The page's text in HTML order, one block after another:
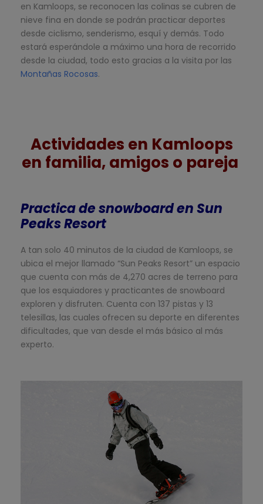
en Kamloops, se reconocen las colinas se cubren de
nieve fina en donde se podrán practicar deportes
desde ciclismo, senderismo, esquí y demás. Todo
estará esperándole a máximo una hora de recorrido
desde la ciudad, todo esto gracias a la visita por las
Montañas Rocosas.
Actividades en Kamloops
en familia, amigos o pareja
Practica de snowboard en Sun
Peaks Resort
A tan solo 40 minutos de la ciudad de Kamloops, se
ubica el mejor llamado “Sun Peaks Resort” un espacio
que cuenta con más de 4,270 acres de terreno para
que los esquiadores y practicantes de snowboard
exploren y disfruten. Cuenta con 137 pistas y 13
telesillas, las cuales ofrecen su deporte en diferentes
dificultades, que van desde el más básico al más
experto.